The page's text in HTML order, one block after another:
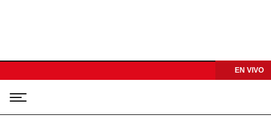
EN VIVO